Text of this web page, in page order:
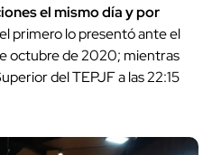
el mismo día y por
primero lo presentó ante el
octubre de 2020; mientras
del TEPJF a las 22:15